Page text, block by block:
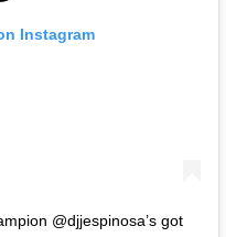
Instagram
@djjespinosa’s got